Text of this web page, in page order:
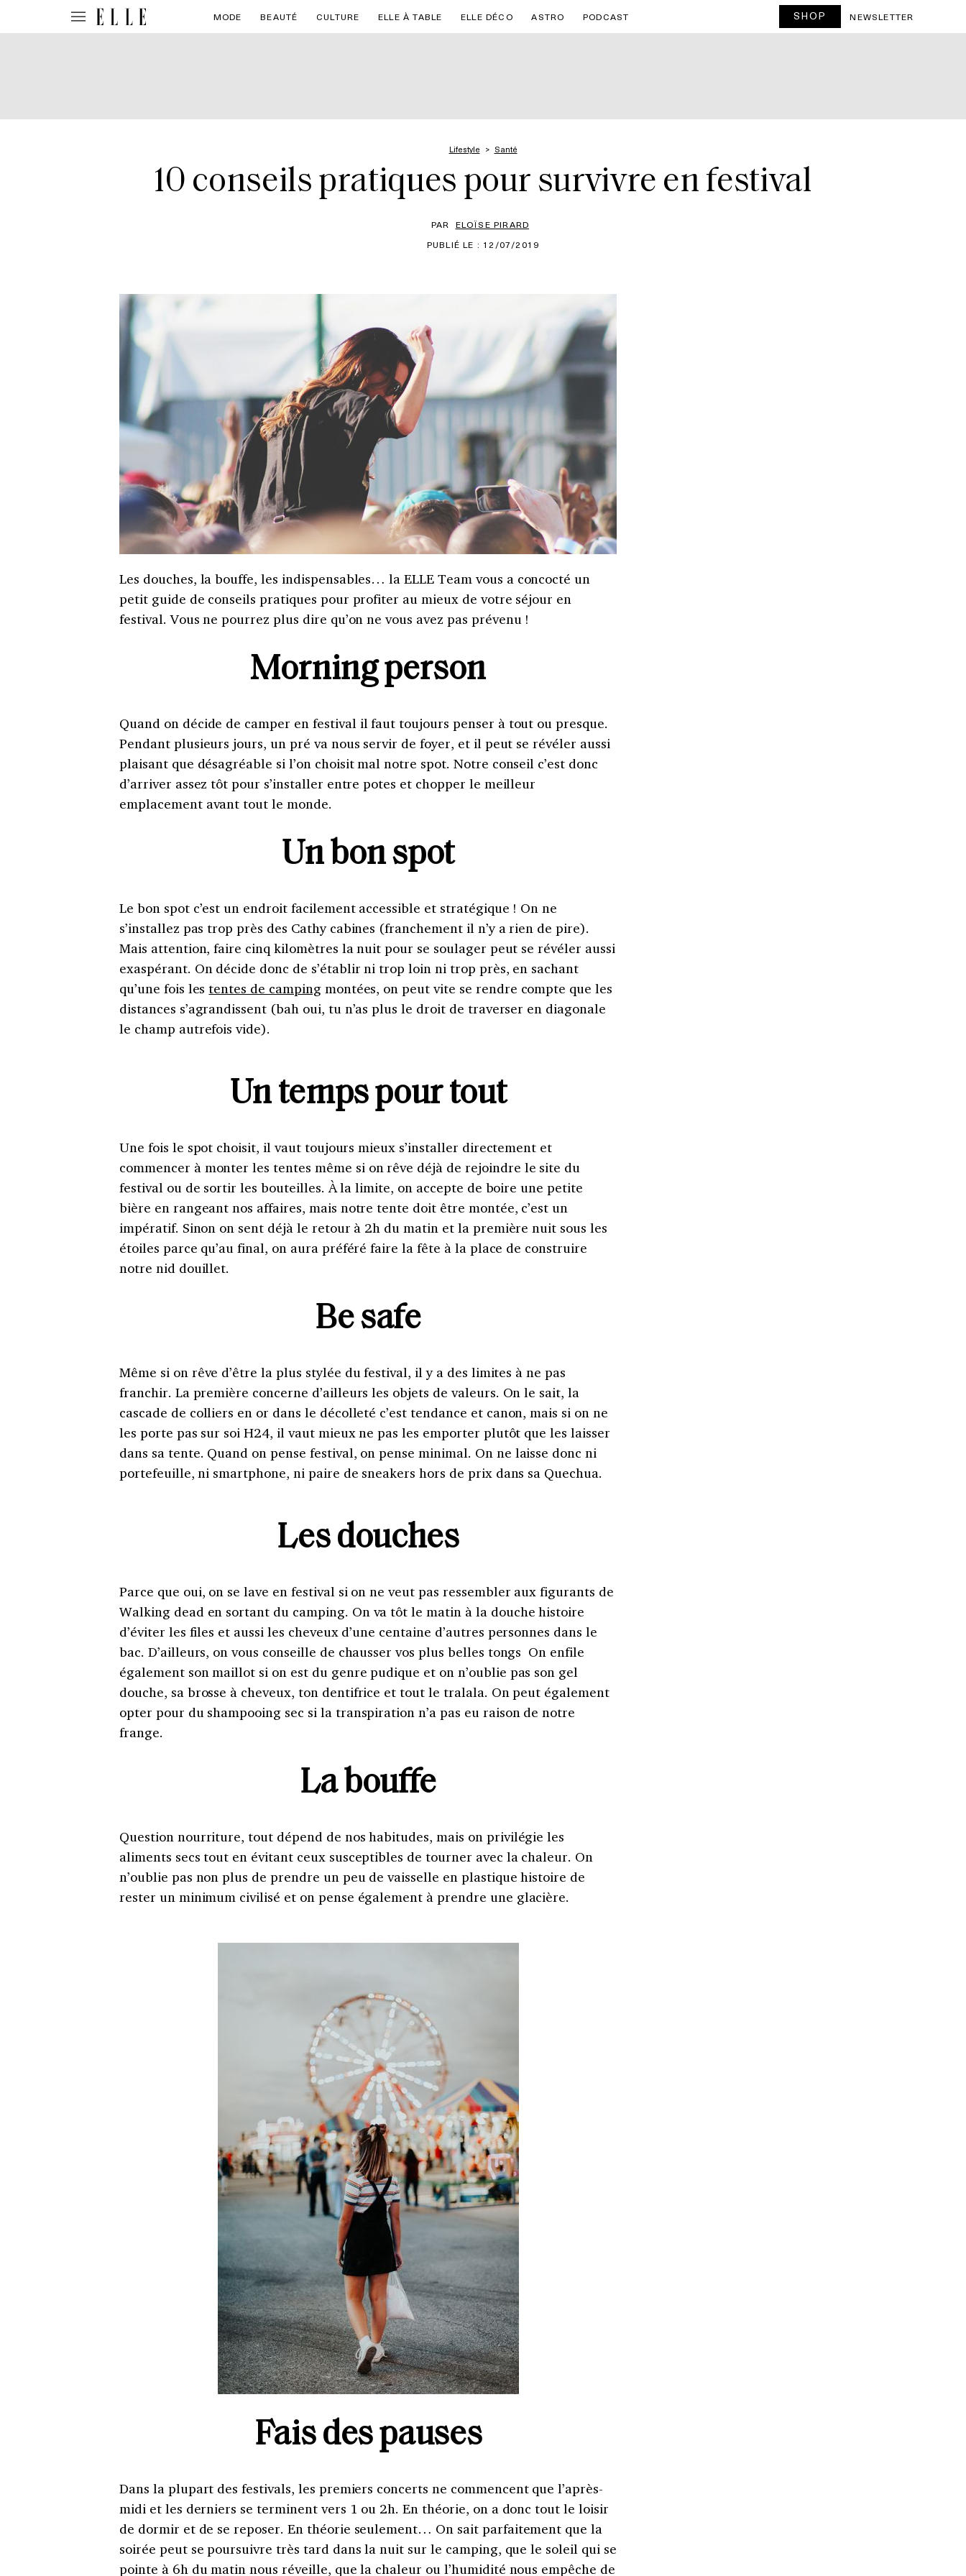
MODE BEAUTÉ CULTURE ELLE À TABLE ELLE DÉCO ASTRO PODCAST SHOP NEWSLETTER
Lifestyle Santé
10 conseils pratiques pour survivre en festival
PAR ELOÏSE PIRARD
PUBLIÉ LE : 12/07/2019
Les douches, la bouffe, les indispensables… la ELLE Team vous a concocté un
petit guide de conseils pratiques pour profiter au mieux de votre séjour en
festival. Vous ne pourrez plus dire qu’on ne vous avez pas prévenu !
Morning person
Quand on décide de camper en festival il faut toujours penser à tout ou presque.
Pendant plusieurs jours, un pré va nous servir de foyer, et il peut se révéler aussi
plaisant que désagréable si l’on choisit mal notre spot. Notre conseil c’est donc
d’arriver assez tôt pour s’installer entre potes et chopper le meilleur
emplacement avant tout le monde.
Un bon spot
Le bon spot c’est un endroit facilement accessible et stratégique ! On ne
s’installez pas trop près des Cathy cabines (franchement il n’y a rien de pire).
Mais attention, faire cinq kilomètres la nuit pour se soulager peut se révéler aussi
exaspérant. On décide donc de s’établir ni trop loin ni trop près, en sachant
qu’une fois lestentes de campingmontées, on peut vite se rendre compte que les
distances s’agrandissent (bah oui, tu n’as plus le droit de traverser en diagonale
le champ autrefois vide).
Un temps pour tout
Une fois le spot choisit, il vaut toujours mieux s’installer directement et
commencer à monter les tentes même si on rêve déjà de rejoindre le site du
festival ou de sortir les bouteilles. À la limite, on accepte de boire une petite
bière en rangeant nos affaires, mais notre tente doit être montée, c’est un
impératif. Sinon on sent déjà le retour à 2h du matin et la première nuit sous les
étoiles parce qu’au final, on aura préféré faire la fête à la place de construire
notre nid douillet.
Be safe
Même si on rêve d’être la plus stylée du festival, il y a des limites à ne pas
franchir. La première concerne d’ailleurs les objets de valeurs. On le sait, la
cascade de colliers en or dans le décolleté c’est tendance et canon, mais si on ne
les porte pas sur soi H24, il vaut mieux ne pas les emporter plutôt que les laisser
dans sa tente. Quand on pense festival, on pense minimal. On ne laisse donc ni
portefeuille, ni smartphone, ni paire de sneakers hors de prix dans sa Quechua.
Les douches
Parce que oui, on se lave en festival si on ne veut pas ressembler aux figurants de
Walking dead en sortant du camping. On va tôt le matin à la douche histoire
d’éviter les files et aussi les cheveux d’une centaine d’autres personnes dans le
bac. D’ailleurs, on vous conseille de chausser vos plus belles tongs On enfile
également son maillot si on est du genre pudique et on n’oublie pas son gel
douche, sa brosse à cheveux, ton dentifrice et tout le tralala. On peut également
opter pour du shampooing sec si la transpiration n’a pas eu raison de notre
frange.
La bouffe
Question nourriture, tout dépend de nos habitudes, mais on privilégie les
aliments secs tout en évitant ceux susceptibles de tourner avec la chaleur. On
n’oublie pas non plus de prendre un peu de vaisselle en plastique histoire de
rester un minimum civilisé et on pense également à prendre une glacière.
Fais des pauses
Dans la plupart des festivals, les premiers concerts ne commencent que l’après-
midi et les derniers se terminent vers 1 ou 2h. En théorie, on a donc tout le loisir
de dormir et de se reposer. En théorie seulement… On sait parfaitement que la
soirée peut se poursuivre très tard dans la nuit sur le camping, que le soleil qui se
pointe à 6h du matin nous réveille, que la chaleur ou l’humidité nous empêche de